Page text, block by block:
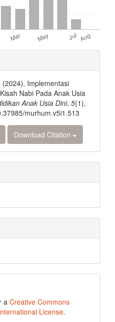
(2024). Implementasi
Nabi Pada Anak Usia
Anak Usia Dini, 5(1),
murhum.v5i1.513
Download Citation
a Creative Commons
License.